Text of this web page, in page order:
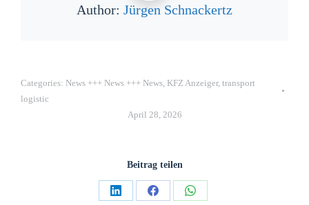
Author: Jürgen Schnackertz
Categories: News +++ News +++ News KFZ Anzeiger, transport
logistic
April 28, 2026
Beitrag teilen